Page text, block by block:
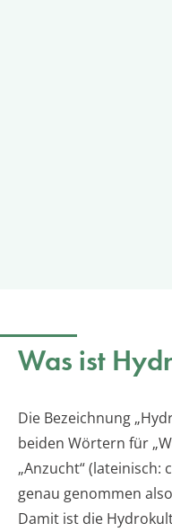
Was ist
Die Bezeichnung
beiden Wörtern für
„Anzucht“
genau genommen
Damit ist die